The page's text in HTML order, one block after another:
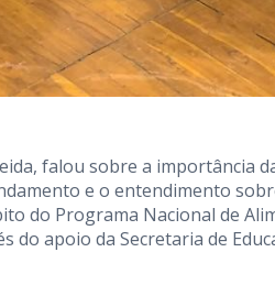
falou sobre a importância
e o entendimento
do Programa Nacional de
apoio da Secretaria de